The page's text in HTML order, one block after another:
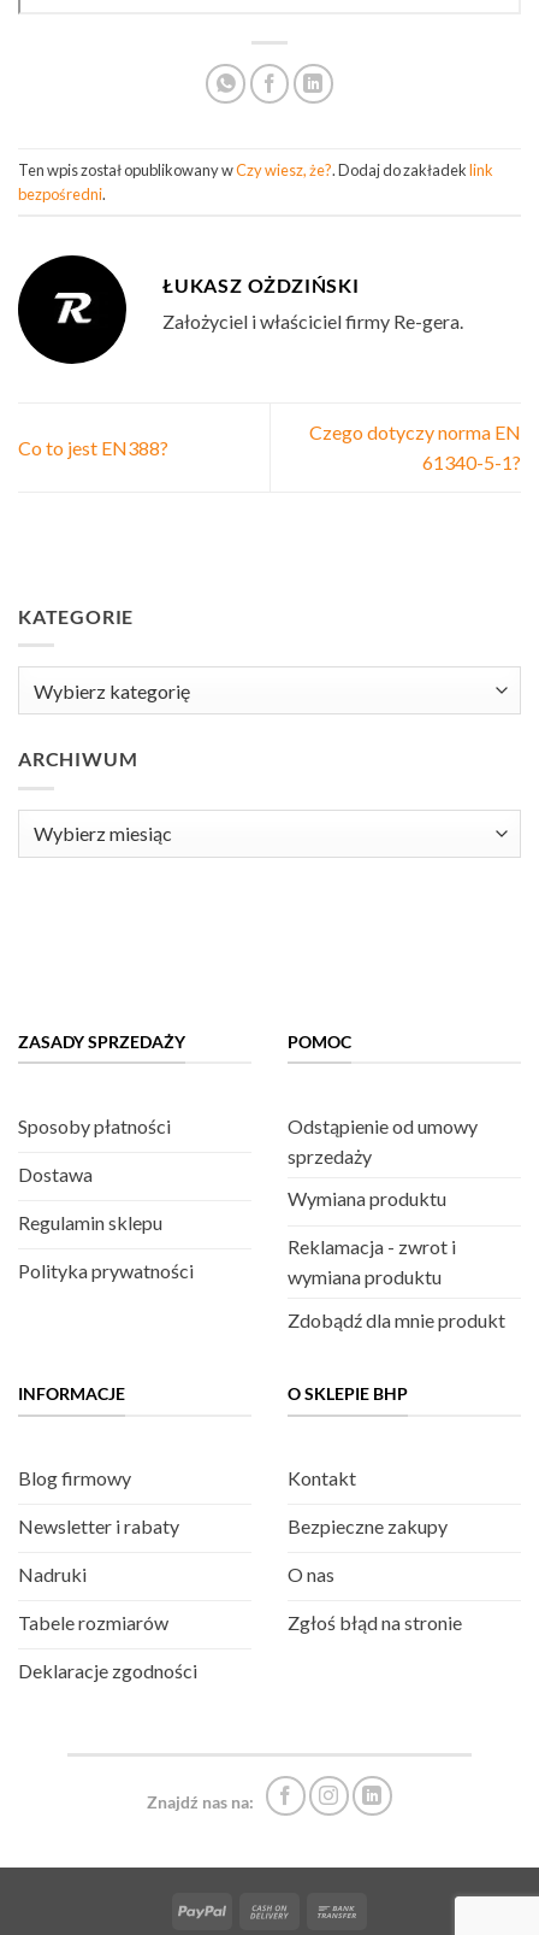
Ten wpis został opublikowany wCzy wiesz, że?. Dodaj do zakładeklink
bezpośredni.
ŁUKASZ OŻDZIŃSKI
Założyciel i właściciel firmy Re-gera.
Co to jest EN388?
Czego dotyczy norma EN
61340-5-1?
KATEGORIE
ARCHIWUM
ZASADY SPRZEDAŻY
Sposoby płatności
Dostawa
Regulamin sklepu
Polityka prywatności
POMOC
Odstąpienie od umowy
sprzedaży
Wymiana produktu
Reklamacja - zwrot i
wymiana produktu
Zdobądź dla mnie produkt
INFORMACJE
Blog firmowy
Newsletter i rabaty
Nadruki
Tabele rozmiarów
Deklaracje zgodności
O SKLEPIE BHP
Kontakt
Bezpieczne zakupy
O nas
Zgłoś błąd na stronie
Znajdź nas na:
PayPal
Cash